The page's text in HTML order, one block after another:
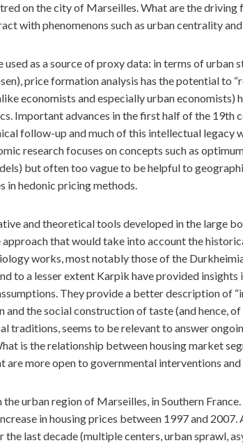
on the city of Marseilles. What are the
with phenomenons such as urban centrality
used as a source of proxy data: in terms of
price formation analysis has the potential to
economists and especially urban economists)
Important advances in the first half of the 19th
follow-up and much of this intellectual legacy
research focuses on concepts such as
but often too vague to be helpful to
in hedonic pricing methods.
and theoretical tools developed in the large
that would take into account the
works, most notably those of the
to a lesser extent Karpik have provided
They provide a better description of
the social construction of taste (and hence,
traditions, seems to be relevant to answer
is the relationship between housing market
are more open to governmental interventions
urban region of Marseilles, in Southern
in housing prices between 1997 and
the last decade (multiple centers, urban sprawl,